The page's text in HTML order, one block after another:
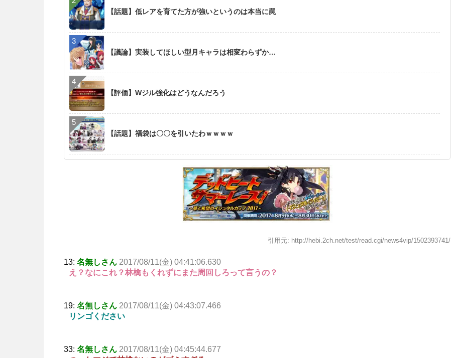
【話題】低レアを育てた方が強いというのは本当に罠
【議論】実装してほしい型月キャラは相変わらずか…
【評価】Wジル強化はどうなんだろう
【話題】福袋は〇〇を引いたわｗｗｗｗ
引用元: http://hebi.2ch.net/test/read.cgi/news4vip/1502393741/
13: 名無しさん 2017/08/11(金) 04:41:06.630
え？なにこれ？林檎もくれずにまた周回しろって言うの？
19: 名無しさん 2017/08/11(金) 04:43:07.466
リンゴください
33: 名無しさん 2017/08/11(金) 04:45:44.677